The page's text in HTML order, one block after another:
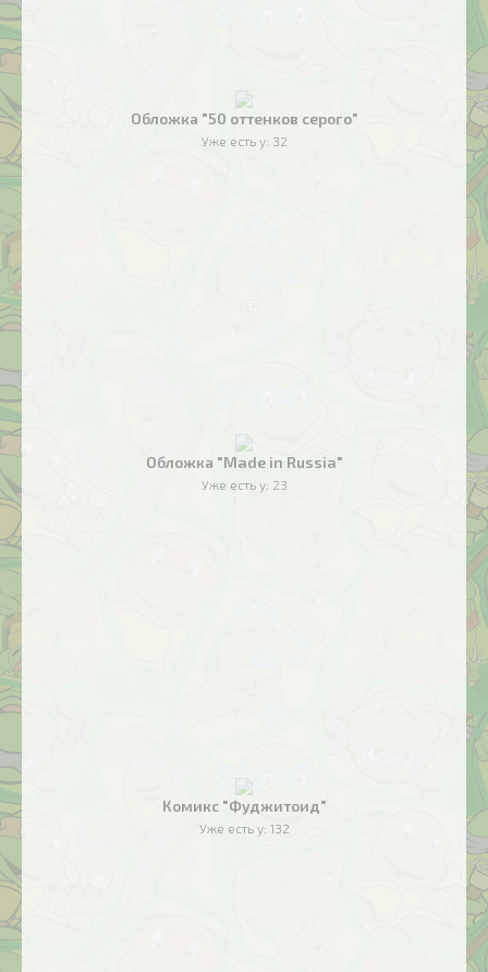
Обложка "50 оттенков серого"
Уже есть у: 32
Обложка "Made in Russia"
Уже есть у: 23
Комикс "Фуджитоид"
Уже есть у: 132